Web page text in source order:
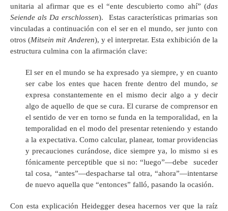
unitaria al afirmar que es el “ente descubierto como ahí” (das
Seiende als Da erschlossen). Estas características primarias son
vinculadas a continuación con el ser en el mundo, ser junto con
otros (Mitsein mit Anderen), y el interpretar. Esta exhibición de la
estructura culmina con la afirmación clave:
El ser en el mundo se ha expresado ya siempre, y en cuanto
ser cabe los entes que hacen frente dentro del mundo, se
expresa constantemente en el mismo decir algo a y decir
algo de aquello de que se cura. El curarse de comprensor en
el sentido de ver en torno se funda en la temporalidad, en la
temporalidad en el modo del presentar reteniendo y estando
a la expectativa. Como calcular, planear, tomar providencias
y precauciones curándose, dice siempre ya, lo mismo si es
fónicamente perceptible que si no: “luego”—debe suceder
tal cosa, “antes”—despacharse tal otra, “ahora”—intentarse
de nuevo aquella que “entonces” falló, pasando la ocasión.
Con esta explicación Heidegger desea hacernos ver que la raíz